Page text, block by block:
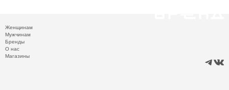
Женщинам
Мужчинам
Бренды
О нас
Магазины